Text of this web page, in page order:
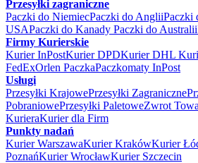
Przesyłki zagraniczne
Paczki do NiemiecPaczki do AngliiPaczki
USAPaczki do Kanady Paczki do Australii
Firmy Kurierskie
Kurier InPostKurier DPDKurier DHL
FedExOrlen PaczkaPaczkomaty InPost
Usługi
Przesyłki KrajowePrzesyłki Zagraniczne
PobraniowePrzesyłki PaletoweZwrot
KurieraKurier dla Firm
Punkty nadań
Kurier WarszawaKurier KrakówKurier
PoznańKurier WrocławKurier Szczecin